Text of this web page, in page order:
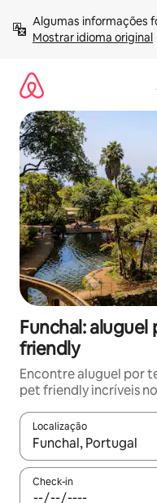
para
Mostrar idioma original
Funchal:
friendly
Encontre aluguel por
pet friendly incríveis
Localização
Quando os resultados
Check-in